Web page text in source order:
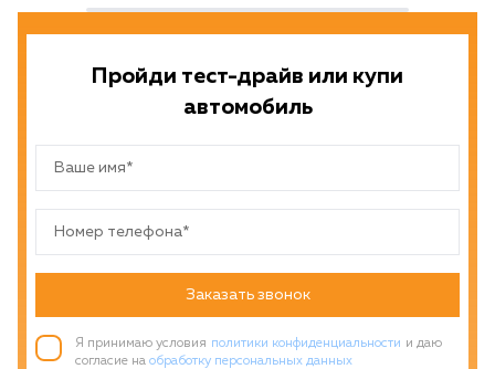
Пройди тест-драйв или купи
автомобиль
Заказать звонок
Я принимаю условия политики конфиденциальности и даю
согласие на обработку персональных данных